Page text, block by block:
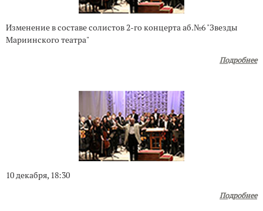
Изменение в составе солистов 2-го концерта аб.№6 "Звезды
Мариинского театра"
Подробнее
10 декабря, 18:30
Подробнее